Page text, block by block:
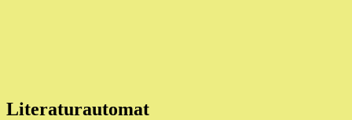
Literaturautomat